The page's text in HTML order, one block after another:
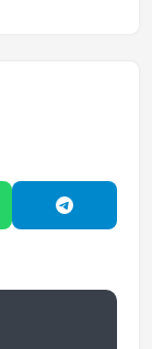
Paylaş